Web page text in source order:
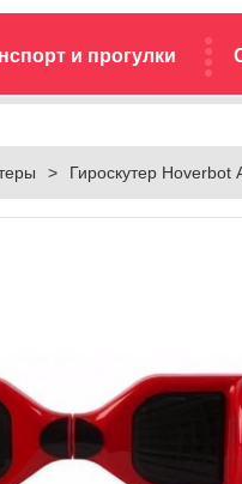
и прогулки
> Гироскутер Hoverbot